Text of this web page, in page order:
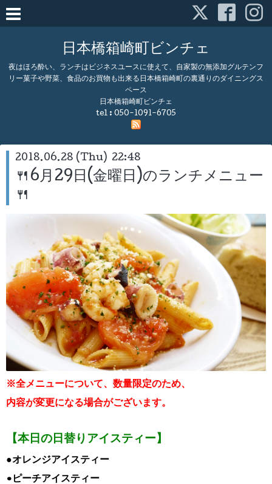
日本橋箱崎町ビンチェ
夜はほろ酔い、ランチはビジネスユースに使えて、自家製の無添加グルテンフ
リー菓子や野菜、食品のお買物も出来る日本橋箱崎町の裏通りのダイニングス
ペース
日本橋箱崎町ビンチェ
tel : 050-1091-6705
2018.06.28 (Thu) 22:48
🍴6月29日(金曜日)のランチメニュー
🍴
※全メニューについて、数量限定のため、
内容が変更になる場合がございます。
【本日の日替りアイスティー】
●オレンジアイスティー
•ピーチアイスティー